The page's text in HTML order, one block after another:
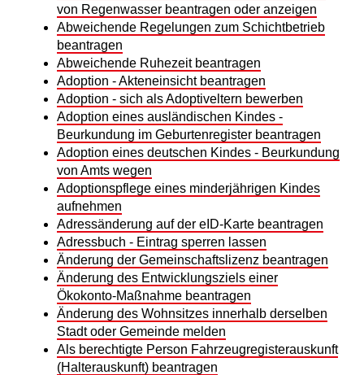
von Regenwasser beantragen oder anzeigen
Abweichende Regelungen zum Schichtbetrieb
beantragen
Abweichende Ruhezeit beantragen
Adoption - Akteneinsicht beantragen
Adoption - sich als Adoptiveltern bewerben
Adoption eines ausländischen Kindes -
Beurkundung im Geburtenregister beantragen
Adoption eines deutschen Kindes - Beurkundung
von Amts wegen
Adoptionspflege eines minderjährigen Kindes
aufnehmen
Adressänderung auf der eID-Karte beantragen
Adressbuch - Eintrag sperren lassen
Änderung der Gemeinschaftslizenz beantragen
Änderung des Entwicklungsziels einer
Ökokonto-Maßnahme beantragen
Änderung des Wohnsitzes innerhalb derselben
Stadt oder Gemeinde melden
Als berechtigte Person Fahrzeugregisterauskunft
(Halterauskunft) beantragen